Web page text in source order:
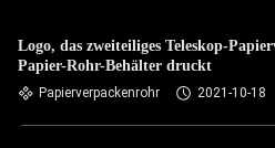
Logo, das zweiteiliges Teleskop-
Papier-Rohr-Behälter druckt
Papierverpackenrohr 2021-10-18